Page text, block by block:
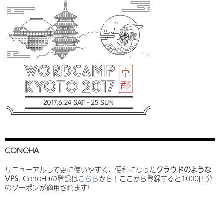
CONOHA
リニューアルして更に使いやすく、便利になったクラウドのような
VPS, ConoHaの登録はこちらから！ここから登録すると1000円分
のクーポンが適用されます!